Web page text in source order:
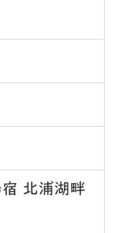
北浦湖畔